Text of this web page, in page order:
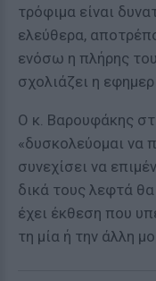
τρόφιμα είναι
ελεύθερα,
ενόσω η πλήρης
σχολιάζει η
Ο κ. Βαρουφάκης
«δυσκολεύομαι να
συνεχίσει να
δικά τους λεφτά
έχει έκθεση που
τη μία ή την άλλη